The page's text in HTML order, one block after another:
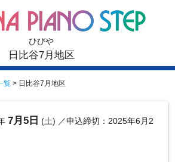
ひびや
日比谷7月地区
覧 > 日比谷7月地区
7月5日 (土) ／申込締切：2025年6月2